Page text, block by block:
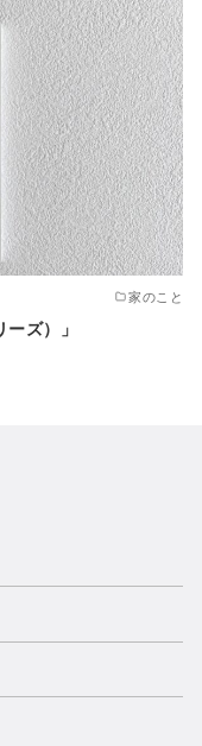
家のこと
ズ）」